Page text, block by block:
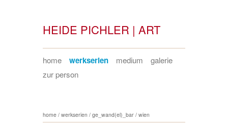
HEIDE PICHLER | ART
home werkserien medium
galerie
zur person
home / werkserien / ge_wand(el)_bar / wien